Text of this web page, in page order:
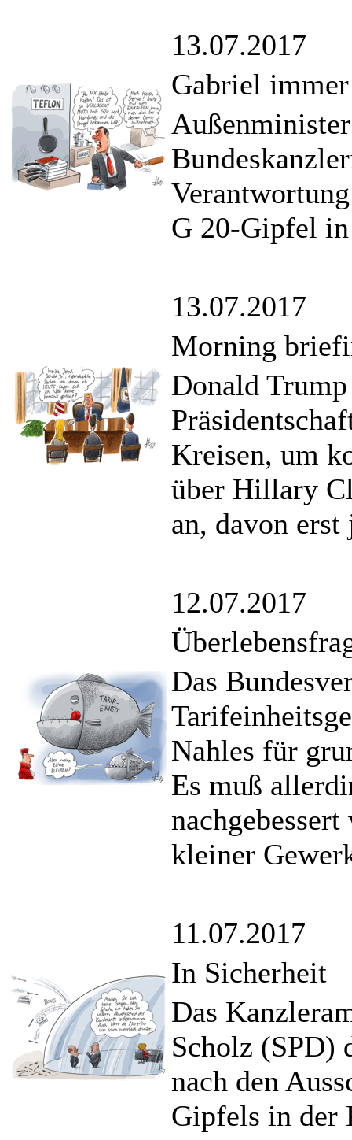
13.07.2017
Gabriel
G 20-Gipfel in
13.07.2017
Morning
Donald
Kreisen, um
über Hillary
an, davon
12.07.2017
Das
Nahles für
Es muß
kleiner
11.07.2017
In Sicherheit
Das
Scholz (SPD)
nach den
Gipfels in der